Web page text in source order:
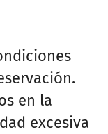
en la
excesiva